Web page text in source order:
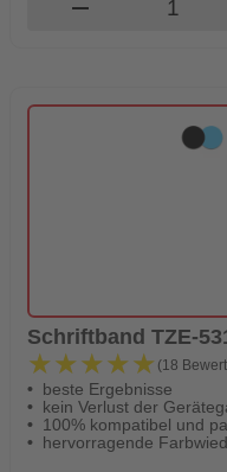
remove
Schriftband TZE-
★★★★★
★★★★★ (18
beste Ergebnisse
kein Verlust der
100% kompatibel und
hervorragende